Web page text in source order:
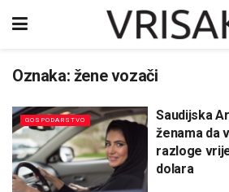
Oznaka: žene vozači
GOSPODARSTVO
Saudijska
ženama da
razloge
dolara